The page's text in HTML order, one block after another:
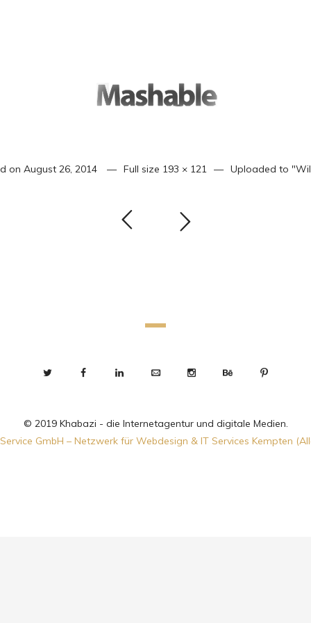
on August 26, 2014 Full size 193 × 121 Uploaded to
© 2019 Khabazi - die Internetagentur und digitale Medien.
Service GmbH – Netzwerk für Webdesign & IT Services Kempten